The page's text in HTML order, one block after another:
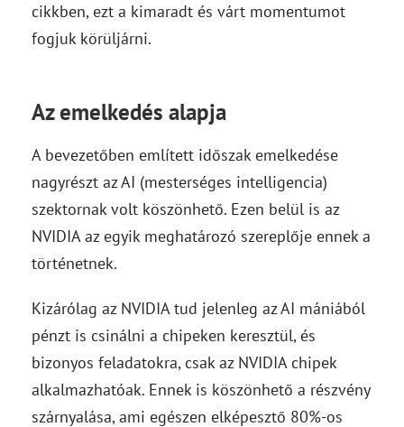
cikkben, ezt a kimaradt és várt momentumot
fogjuk körüljárni.
Az emelkedés alapja
A bevezetőben említett időszak emelkedése
nagyrészt az AI (mesterséges intelligencia)
szektornak volt köszönhető. Ezen belül is az
NVIDIA az egyik meghatározó szereplője ennek a
történetnek.
Kizárólag az NVIDIA tud jelenleg az AI mániából
pénzt is csinálni a chipeken keresztül, és
bizonyos feladatokra, csak az NVIDIA chipek
alkalmazhatóak. Ennek is köszönhető a részvény
szárnyalása, ami egészen elképesztő 80%-os